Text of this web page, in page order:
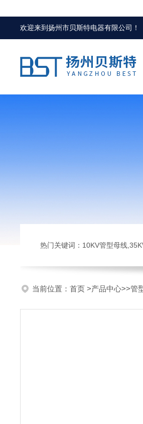
欢迎来到扬州市贝斯特电器有限公司 ！
热门关键词：10KV管型母线
当前位置： 首页 >产品中心>>管